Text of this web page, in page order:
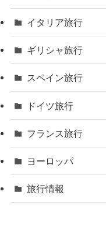
イタリア旅行
ギリシャ旅行
スペイン旅行
ドイツ旅行
フランス旅行
ヨーロッパ
旅行情報